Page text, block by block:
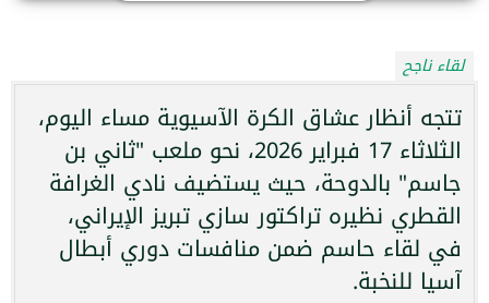
لقاء ناجح
تتجه أنظار عشاق الكرة الآسيوية مساء اليوم،
الثلاثاء 17 فبراير 2026، نحو ملعب "ثاني بن
جاسم" بالدوحة، حيث يستضيف نادي الغرافة
القطري نظيره تراكتور سازي تبريز الإيراني،
في لقاء حاسم ضمن منافسات دوري أبطال
آسيا للنخبة.